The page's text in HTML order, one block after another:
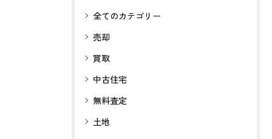
全てのカテゴリー
売却
買取
中古住宅
無料査定
土地